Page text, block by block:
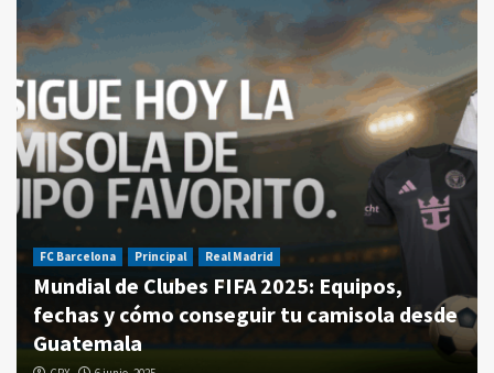
FC Barcelona Principal Real Madrid
Mundial de Clubes FIFA 2025: Equipos,
fechas y cómo conseguir tu camisola desde
Guatemala